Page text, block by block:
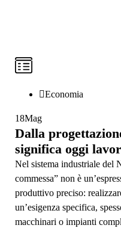
Economia
18Mag
Dalla
significa oggi
Nel sistema industriale del
commessa” non è
produttivo preciso:
un’esigenza specifica,
macchinari o impianti